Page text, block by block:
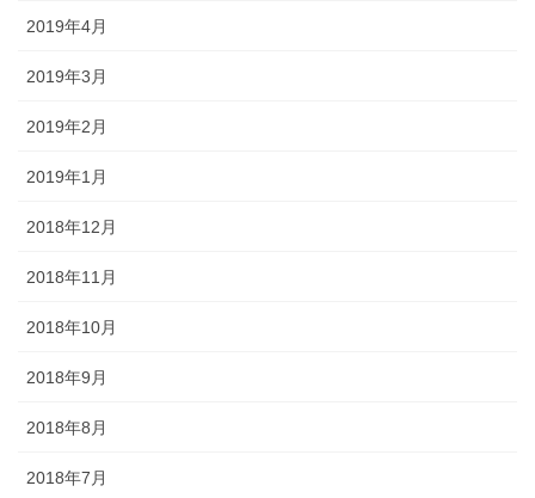
2019年4月
2019年3月
2019年2月
2019年1月
2018年12月
2018年11月
2018年10月
2018年9月
2018年8月
2018年7月